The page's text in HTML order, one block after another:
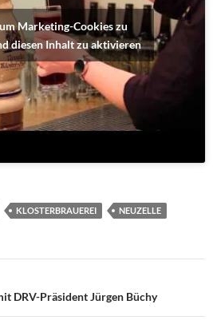
Marketing-Cookies zu
diesen Inhalt zu aktivieren
KLOSTERBRAUEREI NEUZELLE
DRV-Präsident Jürgen Büchy